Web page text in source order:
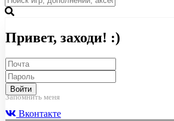
Привет, заходи! :)
Войти
Запомнить меня
Вконтакте